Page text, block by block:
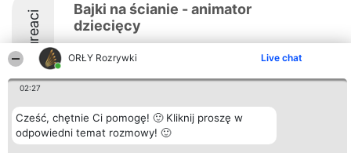
ORŁY Rozrywki Live chat
02:27
Cześć, chętnie Ci pomogę! 🙂 Kliknij proszę w
odpowiedni temat rozmowy! 🙂
Laureaci
Bajki na ścianie - animator
dziecięcy
Organizator plebiscytu
Bright Side Solutions sp. z o.
Plebiscyt
Laureaci